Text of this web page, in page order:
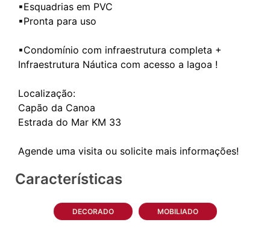
▪Esquadrias em PVC
▪Pronta para uso
▪Condomínio com infraestrutura completa +
Infraestrutura Náutica com acesso a lagoa !
Localização:
Capão da Canoa
Estrada do Mar KM 33
Características
DECORADO MOBILIADO